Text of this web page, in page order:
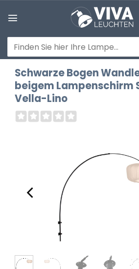
Inhalt
Suchen
nach:
Schwarze Bogen
beigem Lampenschirm
Vella-Lino